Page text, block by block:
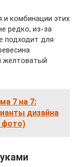
и комбинации этих
редко, из-за
подходит для
желтоватый
7 на 7:
дизайна
фото)